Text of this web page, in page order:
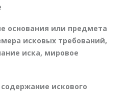
основания или предмета
исковых требований,
иска, мировое
искового